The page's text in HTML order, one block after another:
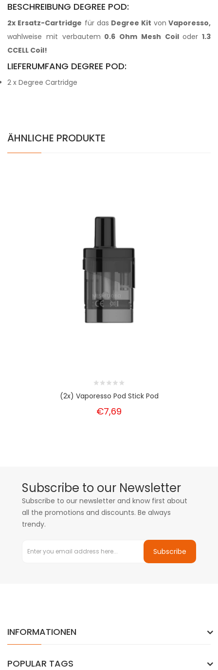
BESCHREIBUNG DEGREE POD:
2x Ersatz-Cartridge für das Degree Kit von Vaporesso,
wahlweise mit verbautem 0.6 Ohm Mesh Coiloder 1.3
CCELL Coil!
LIEFERUMFANG DEGREE POD:
2 x Degree Cartridge
ÄHNLICHE PRODUKTE
(2x) Vaporesso Pod Stick Pod
€7,69
Subscribe to our Newsletter
Subscribe to our newsletter and know first about
all the promotions and discounts. Be always
trendy.
Subscribe
INFORMATIONEN
POPULAR TAGS